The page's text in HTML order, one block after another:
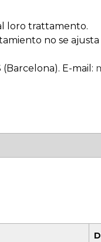
loro trattamento.
no se
(Barcelona). E-mail: